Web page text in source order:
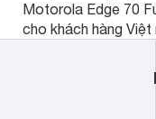
Motorola Edge 70
cho khách hàng Việt
trang bị hiện đại